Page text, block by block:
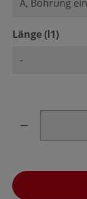
Länge (l1)